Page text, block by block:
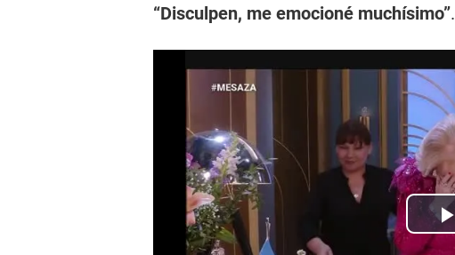
“Disculpen, me emocioné muchísimo”.